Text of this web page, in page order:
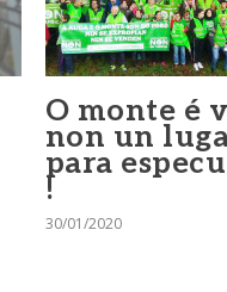
O monte é
non un
para
!
30/01/2020